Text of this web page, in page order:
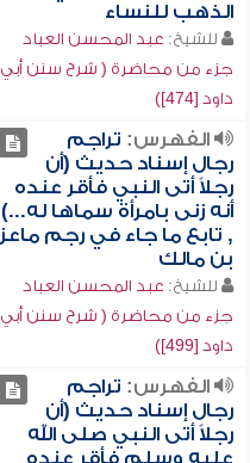
الذهب للنساء
للشيخ: عبد المحسن العباد
جزء من محاضرة ( شرح سنن أبي
داود [474])
الفهرس: تراجم
رجال إسناد حديث (أن
رجلاً أتى النبي فأقر عنده
أنه زنى بامرأة سماها له...)
, تابع ما جاء في رجم ماعز
بن مالك
للشيخ: عبد المحسن العباد
جزء من محاضرة ( شرح سنن أبي
داود [499])
الفهرس: تراجم
رجال إسناد حديث (أن
رجلاً أتى النبي صلى الله
عليه وسلم فأقر عنده